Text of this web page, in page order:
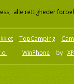
alle rettigheder
TopCamping
WinPhone by